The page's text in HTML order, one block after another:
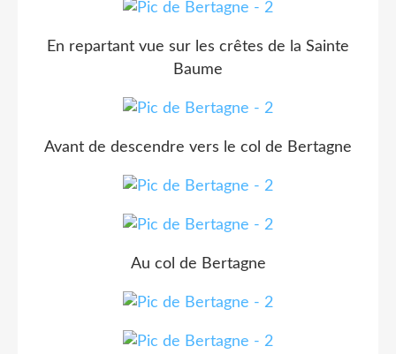
En repartant vue sur les crêtes de la Sainte
Baume
Avant de descendre vers le col de Bertagne
Au col de Bertagne